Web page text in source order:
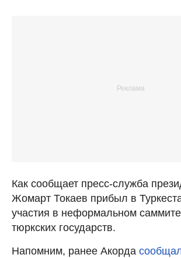
Как сообщает пресс-служба
Жомарт Токаев прибыл в
участия в неформальном
тюркских государств.
Напомним, ранее Акорда